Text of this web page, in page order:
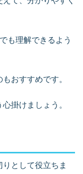
も理解できるよう
おすすめです。
掛けましょう。
として役立ちま